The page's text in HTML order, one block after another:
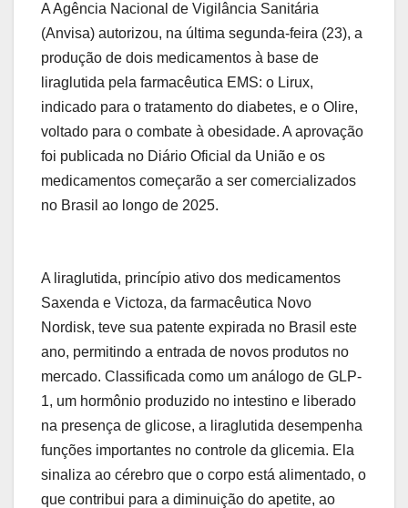
A Agência Nacional de Vigilância Sanitária
(Anvisa) autorizou, na última segunda-feira (23), a
produção de dois medicamentos à base de
liraglutida pela farmacêutica EMS: o Lirux,
indicado para o tratamento do diabetes, e o Olire,
voltado para o combate à obesidade. A aprovação
foi publicada no Diário Oficial da União e os
medicamentos começarão a ser comercializados
no Brasil ao longo de 2025.
A liraglutida, princípio ativo dos medicamentos
Saxenda e Victoza, da farmacêutica Novo
Nordisk, teve sua patente expirada no Brasil este
ano, permitindo a entrada de novos produtos no
mercado. Classificada como um análogo de GLP-
1, um hormônio produzido no intestino e liberado
na presença de glicose, a liraglutida desempenha
funções importantes no controle da glicemia. Ela
sinaliza ao cérebro que o corpo está alimentado, o
que contribui para a diminuição do apetite, ao